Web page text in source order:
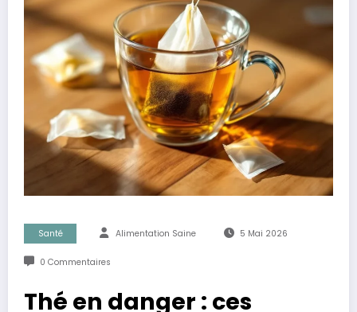
Santé Alimentation Saine 5 Mai 2026
0 Commentaires
Thé en danger : ces